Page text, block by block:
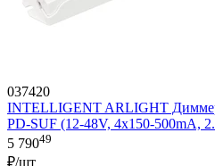
037420
INTELLIGENT ARLIGHT
PD-SUF (12-48V, 4x150-500mA,
5 79049
₽/шт